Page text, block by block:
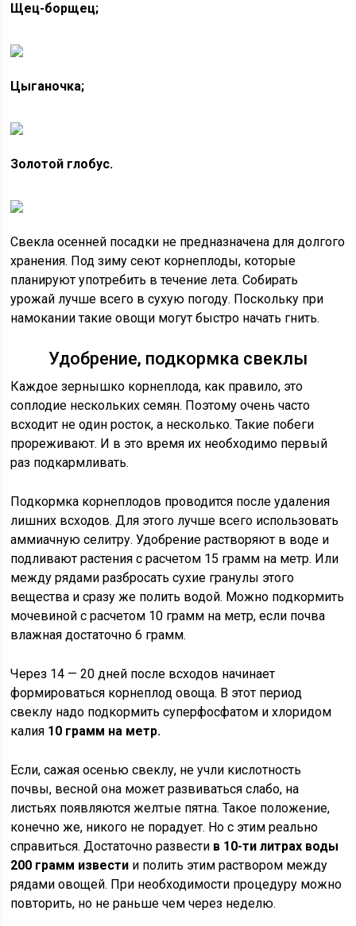
Щец-борщец;
Цыганочка;
Золотой глобус.
Свекла осенней посадки не предназначена для долгого
хранения. Под зиму сеют корнеплоды, которые
планируют употребить в течение лета. Собирать
урожай лучше всего в сухую погоду. Поскольку при
намокании такие овощи могут быстро начать гнить.
Удобрение, подкормка свеклы
Каждое зернышко корнеплода, как правило, это
соплодие нескольких семян. Поэтому очень часто
всходит не один росток, а несколько. Такие побеги
прореживают. И в это время их необходимо первый
раз подкармливать.
Подкормка корнеплодов проводится после удаления
лишних всходов. Для этого лучше всего использовать
аммиачную селитру. Удобрение растворяют в воде и
подливают растения с расчетом 15 грамм на метр. Или
между рядами разбросать сухие гранулы этого
вещества и сразу же полить водой. Можно подкормить
мочевиной с расчетом 10 грамм на метр, если почва
влажная достаточно 6 грамм.
Через 14 — 20 дней после всходов начинает
формироваться корнеплод овоща. В этот период
свеклу надо подкормить суперфосфатом и хлоридом
калия 10 грамм на метр.
Если, сажая осенью свеклу, не учли кислотность
почвы, весной она может развиваться слабо, на
листьях появляются желтые пятна. Такое положение,
конечно же, никого не порадует. Но с этим реально
справиться. Достаточно развести в 10-ти литрах воды
200 грамм извести и полить этим раствором между
рядами овощей. При необходимости процедуру можно
повторить, но не раньше чем через неделю.